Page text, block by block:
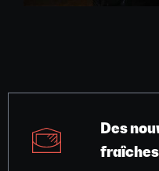
Des
fraîches